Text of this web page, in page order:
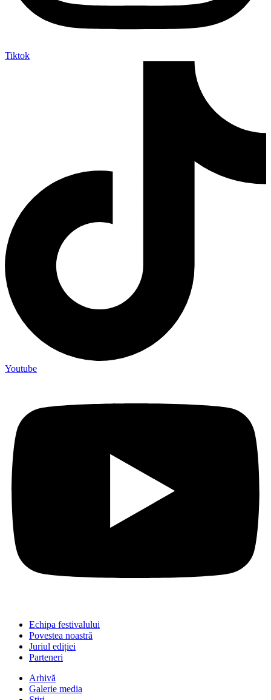
Tiktok
Youtube
Echipa festivalului
Povestea noastră
Juriul ediției
Parteneri
Arhivă
Galerie media